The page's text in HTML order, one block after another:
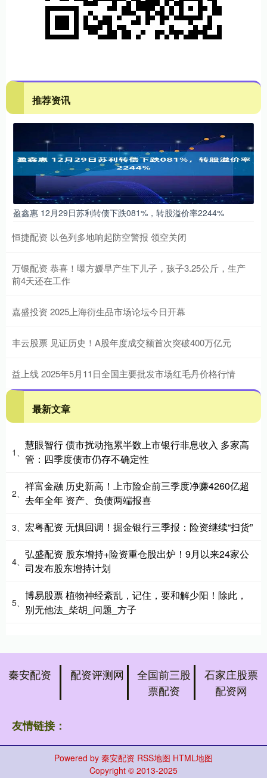
推荐资讯
盈鑫惠 12月29日苏利转债下跌081%，转股溢价率2244%
恒捷配资 以色列多地响起防空警报 领空关闭
万银配资 恭喜！曝方媛早产生下儿子，孩子3.25公斤，生产
前4天还在工作
嘉盛投资 2025上海衍生品市场论坛今日开幕
丰云股票 见证历史！A股年度成交额首次突破400万亿元
益上线 2025年5月11日全国主要批发市场红毛丹价格行情
最新文章
1、
慧眼智行 债市扰动拖累半数上市银行非息收入 多家高
管：四季度债市仍存不确定性
2、
祥富金融 历史新高！上市险企前三季度净赚4260亿超
去年全年 资产、负债两端报喜
3、 宏粤配资 无惧回调！掘金银行三季报：险资继续“扫货”
4、
弘盛配资 股东增持+险资重仓股出炉！9月以来24家公
司发布股东增持计划
5、
博易股票 植物神经紊乱，记住，要和解少阳！除此，
别无他法_柴胡_问题_方子
秦安配资 配资评测网
全国前三股
票配资
石家庄股票
配资网
友情链接：
Powered by 秦安配资 RSS地图 HTML地图
Copyright © 2013-2025